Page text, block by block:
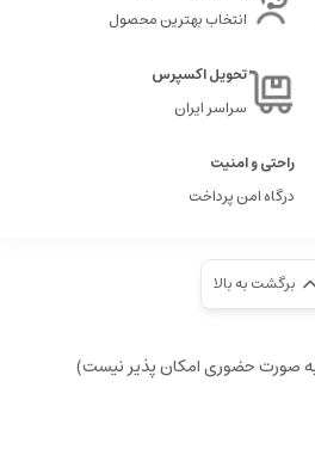
انتخاب بهترین محصول
تحویل اکسپرس
سراسر ایران
راحتی و امنیت
درگاه امن پرداخت
برگشت به بالا